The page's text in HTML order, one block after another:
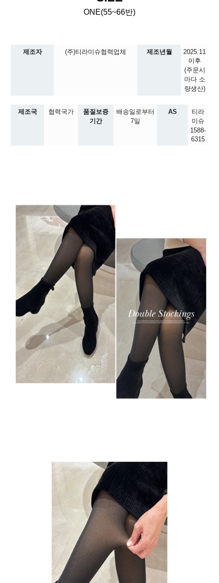
ONE(55~66반)
제조자 (주)티라미슈협력업체 제조년월
2025.11
이후
(주문시
마다 소
량생산)
제조국 협력국가
품질보증
기간
배송일로부터
7일
AS
티라
미슈
1588-
6315